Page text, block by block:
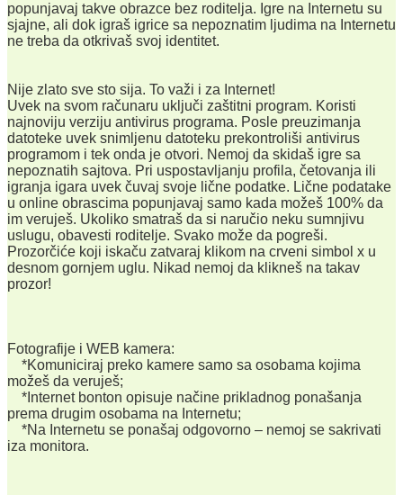
popunjavaj takve obrazce bez roditelja. Igre na Internetu su
sjajne, ali dok igraš igrice sa nepoznatim ljudima na Internetu
ne treba da otkrivaš svoj identitet.
Nije zlato sve sto sija. To važi i za Internet!
Uvek na svom računaru uključi zaštitni program. Koristi
najnoviju verziju antivirus programa. Posle preuzimanja
datoteke uvek snimljenu datoteku prekontroliši antivirus
programom i tek onda je otvori. Nemoj da skidaš igre sa
nepoznatih sajtova. Pri uspostavljanju profila, četovanja ili
igranja igara uvek čuvaj svoje lične podatke. Lične podatake
u online obrascima popunjavaj samo kada možeš 100% da
im veruješ. Ukoliko smatraš da si naručio neku sumnjivu
uslugu, obavesti roditelje. Svako može da pogreši.
Prozorčiće koji iskaču zatvaraj klikom na crveni simbol x u
desnom gornjem uglu. Nikad nemoj da klikneš na takav
prozor!
Fotografije i WEB kamera:
*Komuniciraj preko kamere samo sa osobama kojima
možeš da veruješ;
*Internet bonton opisuje načine prikladnog ponašanja
prema drugim osobama na Internetu;
*Na Internetu se ponašaj odgovorno – nemoj se sakrivati
iza monitora.